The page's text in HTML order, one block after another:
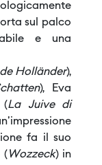
sul palco
e una
Holländer),
), Eva
(La Juive di
fa il suo
( Wozzeck) in